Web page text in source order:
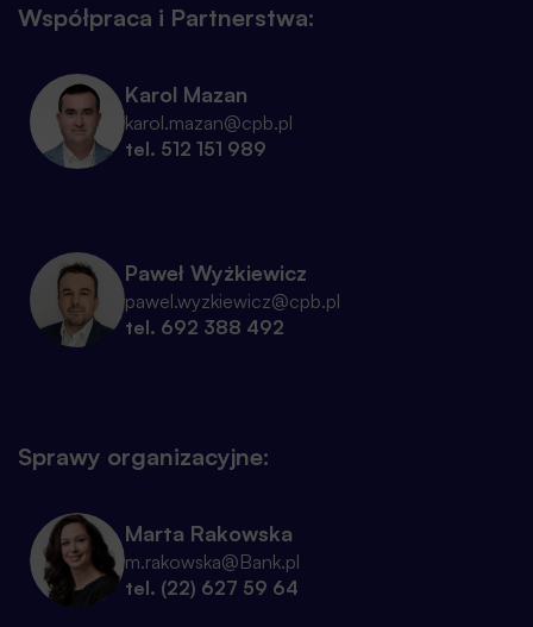
Współpraca i Partnerstwa:
Karol Mazan
karol.mazan@cpb.pl
tel. 512 151 989
Paweł Wyżkiewicz
pawel.wyzkiewicz@cpb.pl
tel. 692 388 492
Sprawy organizacyjne:
Marta Rakowska
m.rakowska@Bank.pl
tel. (22) 627 59 64